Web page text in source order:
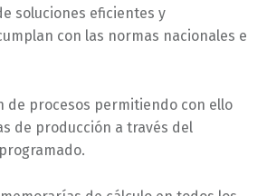
soluciones eficientes y
con las normas nacionales e
de procesos permitiendo con ello
de producción a través del